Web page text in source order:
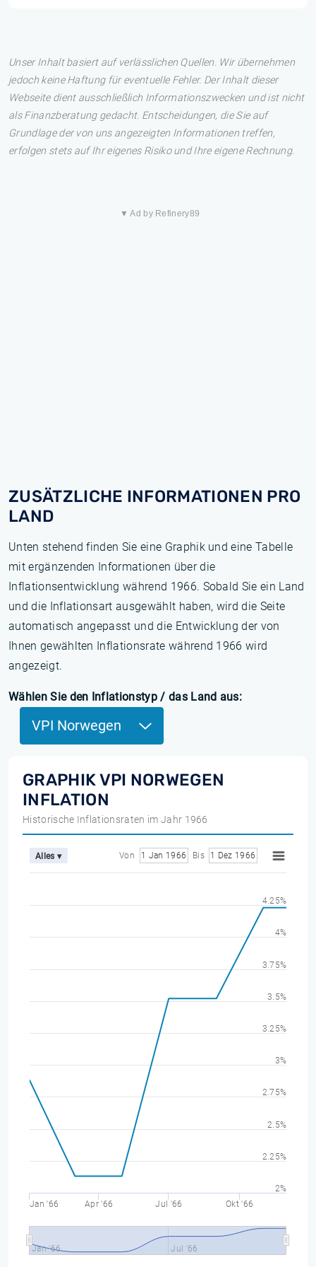
Unser Inhalt basiert auf verlässlichen Quellen. Wir übernehmen
jedoch keine Haftung für eventuelle Fehler. Der Inhalt dieser
Webseite dient ausschließlich Informationszwecken und ist nicht
als Finanzberatung gedacht. Entscheidungen, die Sie auf
Grundlage der von uns angezeigten Informationen treffen,
erfolgen stets auf Ihr eigenes Risiko und Ihre eigene Rechnung.
▼ Ad by Refinery89
ZUSÄTZLICHE INFORMATIONEN PRO
LAND
Unten stehend finden Sie eine Graphik und eine Tabelle
mit ergänzenden Informationen über die
Inflationsentwicklung während 1966. Sobald Sie ein Land
und die Inflationsart ausgewählt haben, wird die Seite
automatisch angepasst und die Entwicklung der von
Ihnen gewählten Inflationsrate während 1966 wird
angezeigt.
Wählen Sie den Inflationstyp / das Land aus:
VPI Norwegen
GRAPHIK VPI NORWEGEN
INFLATION
Historische Inflationsraten im Jahr 1966
Alles ▾ Von 1 Jan 1966 Bis 1 Dez 1966
Jan '66 Apr '66 Jul '66 Okt '66
Jan '66 Jul '66
2%
2.25%
2.5%
2.75%
3%
3.25%
3.5%
3.75%
4%
4.25%